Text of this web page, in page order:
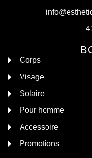
Corps
Visage
Solaire
Pour homme
Accessoire
Promotions